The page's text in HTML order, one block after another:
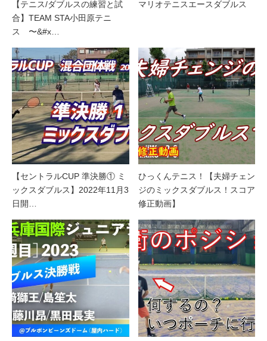
【テニス/ダブルスの練習と試
合】TEAM STA小田原テニ
ス 〜&#x…
マリオテニスエースダブルス
【セントラルCUP 準決勝① ミ
ックスダブルス】2022年11月3
日開…
ひっくんテニス！【夫婦チェン
ジのミックスダブルス！スコア
修正動画】